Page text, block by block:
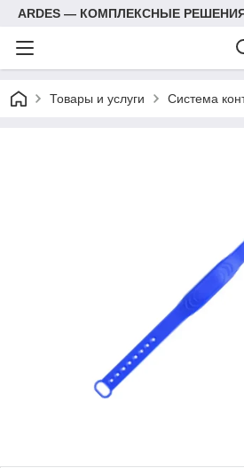
ARDES — КОМПЛЕКСНЫЕ
Товары и услуги Система